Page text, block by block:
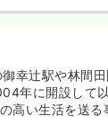
幸辻駅や林間
年に開設して
高い生活を送